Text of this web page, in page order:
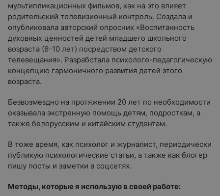
мультипликационных фильмов, как на это влияет
родительский телевизионный контроль. Создала и
опубликовала авторский опросник «Воспитанность
духовных ценностей детей младшего школьного
возраста (6-10 лет) посредством детского
телевещания». Разработала психолого-педагогическую
концепцию гармоничного развития детей этого
возраста.
Безвозмездно на протяжении 20 лет по необходимости
оказывала экстренную помощь детям, подросткам, а
также белорусским и китайским студентам.
В тоже время, как психолог и журналист, периодически
публикую психологические статьи, а также как блогер
пишу посты и заметки в соцсетях.
Методы, которые я использую в своей работе: